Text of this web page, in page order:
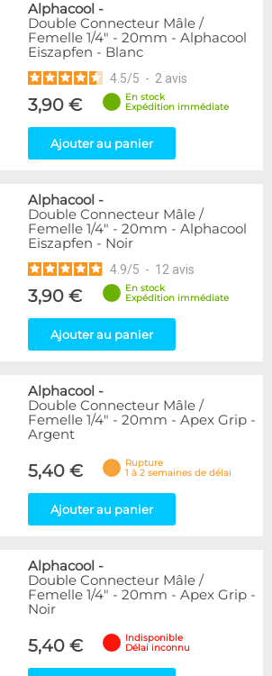
Alphacool -
Double Connecteur Mâle /
Femelle 1/4" - 20mm - Alphacool
Eiszapfen - Blanc
4.5/5 - 2 avis
3,90 €
En stock
Expédition immédiate
Ajouter au panier
Alphacool -
Double Connecteur Mâle /
Femelle 1/4" - 20mm - Alphacool
Eiszapfen - Noir
4.9/5 - 12 avis
3,90 €
En stock
Expédition immédiate
Ajouter au panier
Alphacool -
Double Connecteur Mâle /
Femelle 1/4" - 20mm - Apex Grip -
Argent
5,40 €
Rupture
1 à 2 semaines de délai
Ajouter au panier
Alphacool -
Double Connecteur Mâle /
Femelle 1/4" - 20mm - Apex Grip -
Noir
5,40 €
Indisponible
Délai inconnu